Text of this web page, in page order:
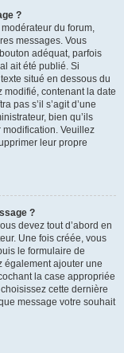
?
du forum,
messages. Vous
adéquat, parfois
ait été publié. Si
situé en dessous du
modifié, contenant la date
pas s’il s’agit d’une
bien qu’ils
Veuillez
leur propre
?
devez tout d’abord en
Une fois créée, vous
le formulaire de
également ajouter une
la case appropriée
cette dernière
message votre souhait